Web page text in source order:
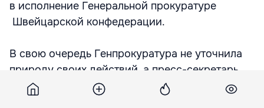
в исполнение Генеральной прокуратуре
Швейцарской конфедерации.
В свою очередь Генпрокуратура не уточнила
природу своих действий, а пресс-секретарь
Натали Гут заявила, что ГПК не возбуждала